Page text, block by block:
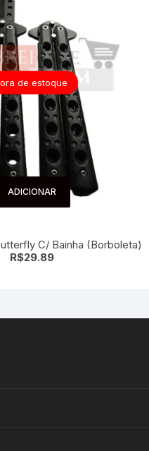
de estoque
ADICIONAR
Canivete Faca Butterfly C/ Bainha (Borboleta)
R$29.89